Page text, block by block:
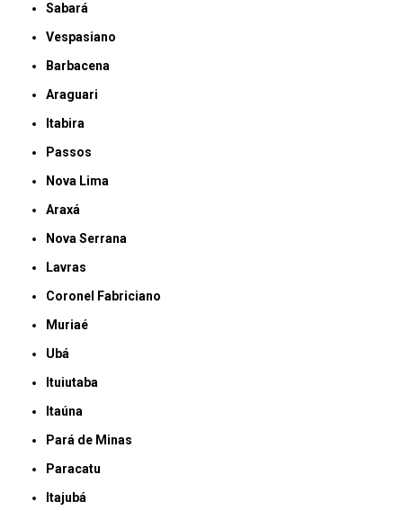
Sabará
Vespasiano
Barbacena
Araguari
Itabira
Passos
Nova Lima
Araxá
Nova Serrana
Lavras
Coronel Fabriciano
Muriaé
Ubá
Ituiutaba
Itaúna
Pará de Minas
Paracatu
Itajubá